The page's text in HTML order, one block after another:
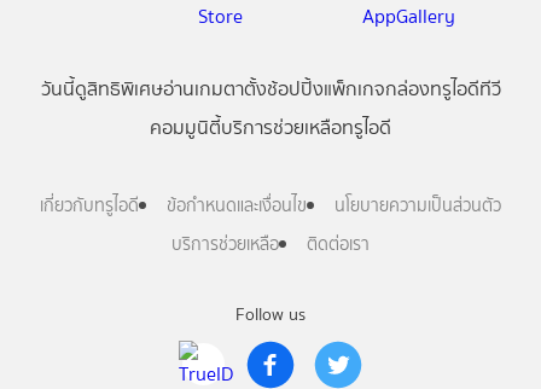
Follow us
วันนี้ดูสิทธิพิเศษอ่านเกมตาตั้งช้อปปิ้งแพ็กเกจกล่องทรูไอดีทีวี
คอมมูนิตี้บริการช่วยเหลือทรูไอดี
เกี่ยวกับทรูไอดี ข้อกำหนดและเงื่อนไข
นโยบายความเป็นส่วนตัว
บริการช่วยเหลือ
ติดต่อเรา